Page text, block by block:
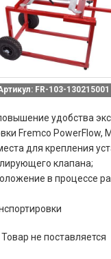
FR-103-130215001
удобства
Fremco PowerFlow,
для крепления
клапана;
в процессе
Товар не поставляется